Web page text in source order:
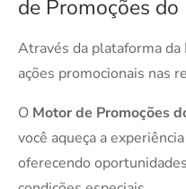
de Promoções do
Através da plataforma da
ações promocionais nas
O Motor de Promoções
você aqueça a
oferecendo